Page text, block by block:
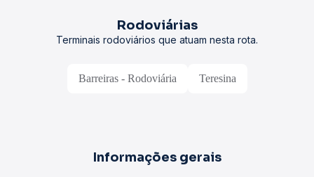
Rodoviárias
Terminais rodoviários que atuam nesta rota.
Barreiras - Rodoviária Teresina
Informações gerais